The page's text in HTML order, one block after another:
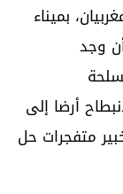
بميناء
وجد
أرضا إلى
متفجرات حل